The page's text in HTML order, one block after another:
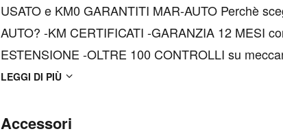
USATO e KM0 GARANTITI MAR-AUTO Perchè
AUTO? -KM CERTIFICATI -GARANZIA 12 MESI
ESTENSIONE -OLTRE 100 CONTROLLI su
componenti -SANIFICAZIONE DEGLI INTERNI -
VALUTAZIONE DELL'...
LEGGI DI PIÙ
Accessori